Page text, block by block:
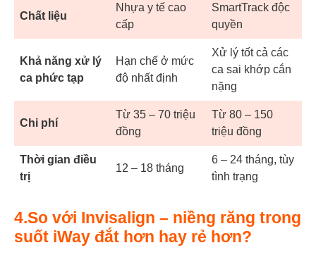
Chất liệu
Nhựa y tế cao
cấp
SmartTrack độc
quyền
Khả năng xử lý
ca phức tạp
Hạn chế ở mức
độ nhất định
Xử lý tốt cả các
ca sai khớp cắn
nặng
Chi phí
Từ 35 – 70 triệu
đồng
Từ 80 – 150
triệu đồng
Thời gian điều
trị
12 – 18 tháng
6 – 24 tháng, tùy
tình trạng
4.So với Invisalign – niềng răng trong
suốt iWay đắt hơn hay rẻ hơn?